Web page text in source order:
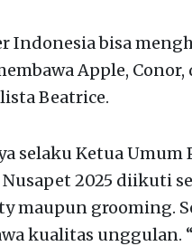
Indonesia bisa
Apple, Conor,
Beatrice.
selaku Ketua
Nusapet 2025 diikuti
maupun grooming.
kualitas unggulan.